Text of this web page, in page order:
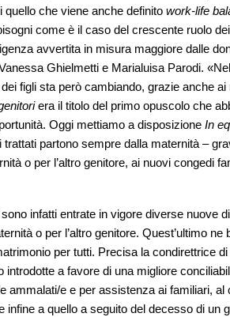
che viene anche definito work-life
come è il caso del crescente ruolo
avvertita in misura maggiore dalle
Ghielmetti e Marialuisa Parodi.
figli sta però cambiando, grazie anche
era il titolo del primo opuscolo che
Oggi mettiamo a disposizione In
trattati partono sempre dalla maternità –
o per l’altro genitore, ai nuovi congedi
infatti entrate in vigore diverse nuove
o per l’altro genitore. Quest’ultimo
per tutti. Precisa la condirettrice
introdotte a favore di una migliore
ammalati/e e per assistenza ai familiari,
infine a quello a seguito del decesso di un